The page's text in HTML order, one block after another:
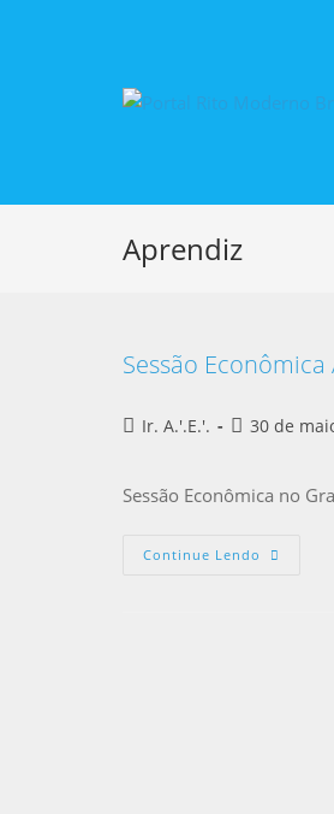
Aprendiz
Sessão Econômica
Ir. A.'.E.'. 30 de
Sessão Econômica no
Continue Lendo